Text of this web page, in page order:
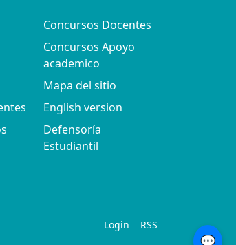
Concursos Docentes
Concursos Apoyo
academico
Mapa del sitio
English version
Defensoría
Estudiantil
Login
RSS
💬